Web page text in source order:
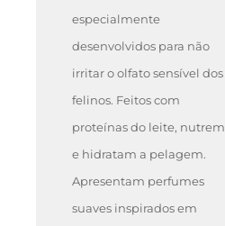
especialmente
desenvolvidos para não
irritar o olfato sensível dos
felinos. Feitos com
proteínas do leite, nutrem
e hidratam a pelagem.
Apresentam perfumes
suaves inspirados em